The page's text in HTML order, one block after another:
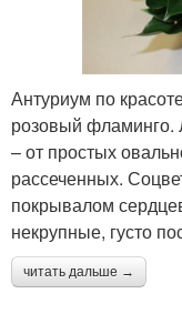
Антуриум по
розовый фламинго.
– от простых
рассеченных.
покрывалом
некрупные, густо
читать дальше →